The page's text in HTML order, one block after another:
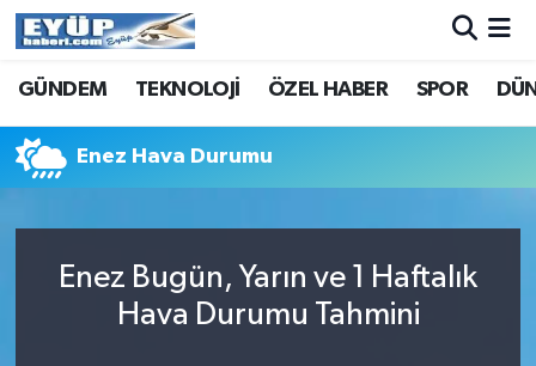
GÜNDEM TEKNOLOJİ ÖZEL HABER SPOR
Enez Hava Durumu
Enez Bugün, Yarın ve 1 Haftalık
Hava Durumu Tahmini